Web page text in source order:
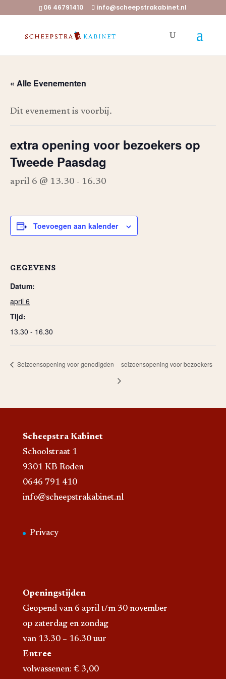
06 46791410 info@scheepstrakabinet.nl
« Alle Evenementen
Dit evenement is voorbij.
extra opening voor bezoekers op
Tweede Paasdag
april 6 @ 13.30 - 16.30
Toevoegen aan kalender
GEGEVENS
Datum:
april 6
Tijd:
13.30 - 16.30
Seizoensopening voor genodigden seizoensopening voor bezoekers
Scheepstra Kabinet
Schoolstraat 1
9301 KB Roden
0646 791 410
info@scheepstrakabinet.nl
Privacy
Openingstijden
Geopend van 6 april t/m 30 november
op zaterdag en zondag
van 13.30 – 16.30 uur
Entree
volwassenen: € 3,00